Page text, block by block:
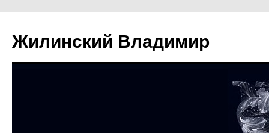
Жилинский Владимир